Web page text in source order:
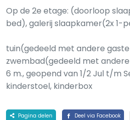
Op de 2e etage: (doorloop
bed), galerij slaapkamer(2x 1-
tuin(gedeeld met andere
zwembad(gedeeld met andere
6 m., geopend van 1/2 Jul t/m
kinderstoel, kinderbox
Pagina delen Deel via Facebook